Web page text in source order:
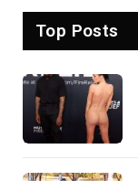
Top Posts